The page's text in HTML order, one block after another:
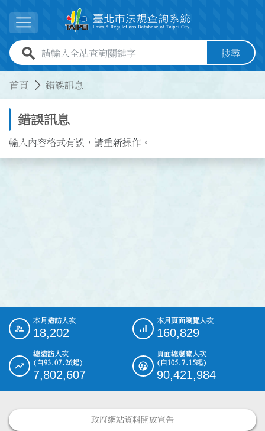
展開選單
全站查詢關鍵字欄位 搜尋
首頁 錯誤訊息
錯誤訊息
輸入內容格式有誤，請重新操作。
::: 本月造訪人次
18,202
本月頁面瀏覽人次
160,829
總造訪人次
(自93.07.26起)
7,802,607
頁面總瀏覽人次
(自105.7.15起)
90,421,984
政府網站資料開放宣告